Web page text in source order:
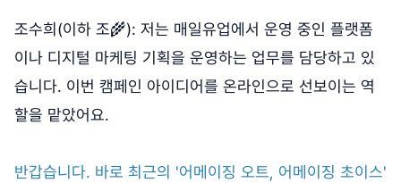
조수희(이하 조🌾): 저는 매일유업에서 운영 중인 플랫폼
이나 디지털 마케팅 기획을 운영하는 업무를 담당하고 있
습니다. 이번 캠페인 아이디어를 온라인으로 선보이는 역
할을 맡았어요.
반갑습니다. 바로 최근의 '어메이징 오트, 어메이징 초이스'